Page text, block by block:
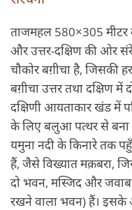
ताजमहल 580×305
और उत्तर-दक्षिण की ओर
चौकोर बग़ीचा है, जिसकी
बग़ीचा उत्तर तथा दक्षिण
दक्षिणी आयताकार खंड में
के लिए बलुआ पत्थर से बना
यमुना नदी के किनारे तक
हैं, जैसे विख्यात मक़बरा,
दो भवन, मस्जिद और जवाब
रखने वाला भवन) हैं। इसके